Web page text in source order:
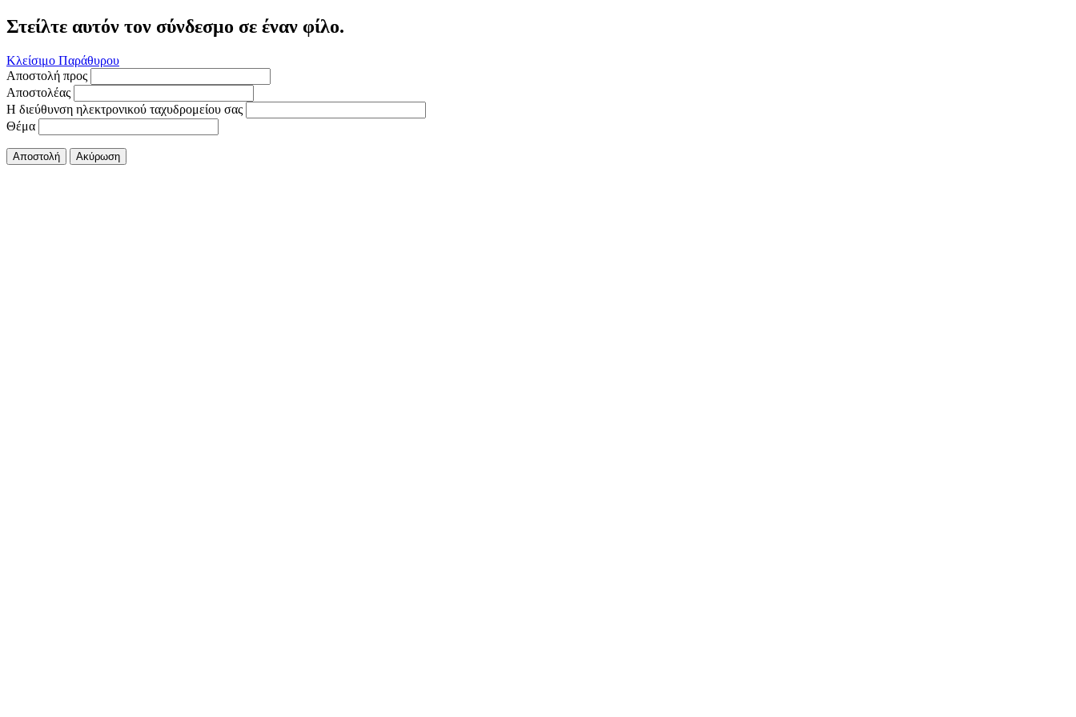
Στείλτε αυτόν τον σύνδεσμο σε έναν φίλο.
Κλείσιμο Παράθυρου
Αποστολή προς
Αποστολέας
Η διεύθυνση ηλεκτρονικού ταχυδρομείου σας
Θέμα
Αποστολή Ακύρωση